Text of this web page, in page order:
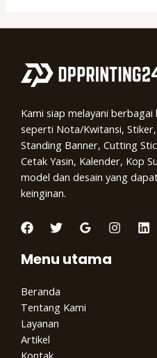
Kami siap melayani
seperti Nota/Kwitansi,
Standing Banner, Cutting
Cetak Yasin, Kalender, Kop
model dan desain yang
keinginan.
Menu utama
Beranda
Tentang Kami
Layanan
Artikel